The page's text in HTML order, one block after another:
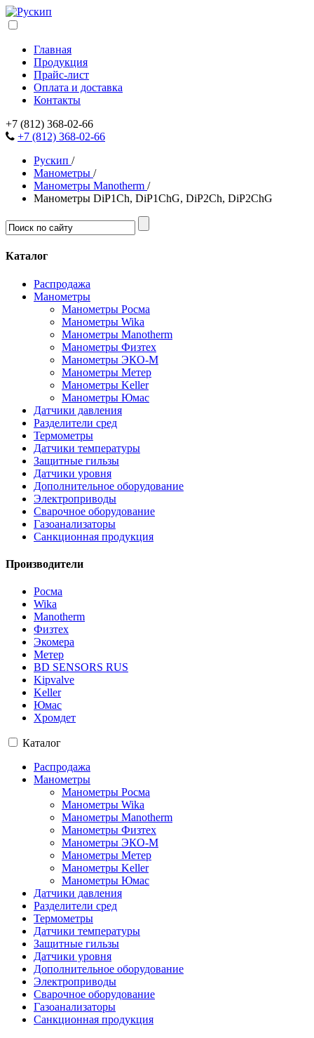
Главная
Продукция
Прайс-лист
Оплата и доставка
Контакты
+7 (812) 368-02-66
+7 (812) 368-02-66
Рускип /
Манометры /
Манометры Manotherm /
Манометры DiP1Ch, DiP1ChG, DiP2Ch, DiP2ChG
Каталог
Распродажа
Манометры
Манометры Росма
Манометры Wika
Манометры Manotherm
Манометры Физтех
Манометры ЭКО-М
Манометры Метер
Манометры Keller
Манометры Юмас
Датчики давления
Разделители сред
Термометры
Датчики температуры
Защитные гильзы
Датчики уровня
Дополнительное оборудование
Электроприводы
Сварочное оборудование
Газоанализаторы
Санкционная продукция
Производители
Росма
Wika
Manotherm
Физтех
Экомера
Метер
BD SENSORS RUS
Kipvalve
Keller
Юмас
Хромдет
Каталог
Распродажа
Манометры
Манометры Росма
Манометры Wika
Манометры Manotherm
Манометры Физтех
Манометры ЭКО-М
Манометры Метер
Манометры Keller
Манометры Юмас
Датчики давления
Разделители сред
Термометры
Датчики температуры
Защитные гильзы
Датчики уровня
Дополнительное оборудование
Электроприводы
Сварочное оборудование
Газоанализаторы
Санкционная продукция